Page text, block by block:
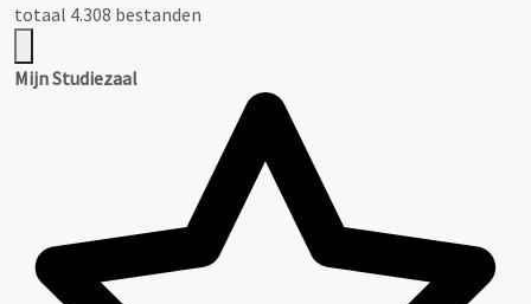
totaal 4.308 bestanden
Mijn Studiezaal